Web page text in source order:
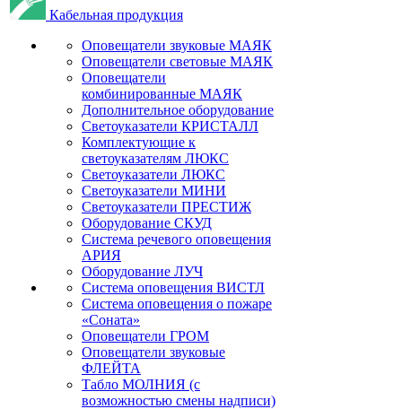
Кабельная продукция
Оповещатели звуковые МАЯК
Оповещатели световые МАЯК
Оповещатели
комбинированные МАЯК
Дополнительное оборудование
Светоуказатели КРИСТАЛЛ
Комплектующие к
светоуказателям ЛЮКС
Светоуказатели ЛЮКС
Светоуказатели МИНИ
Светоуказатели ПРЕСТИЖ
Оборудование СКУД
Система речевого оповещения
АРИЯ
Оборудование ЛУЧ
Система оповещения ВИСТЛ
Система оповещения о пожаре
«Соната»
Оповещатели ГРОМ
Оповещатели звуковые
ФЛЕЙТА
Табло МОЛНИЯ (с
возможностью смены надписи)